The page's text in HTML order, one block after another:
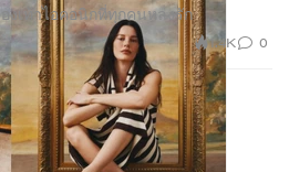
งเท้าไอคอนิกที่ทุกคนหลงรัก
1.4K 0